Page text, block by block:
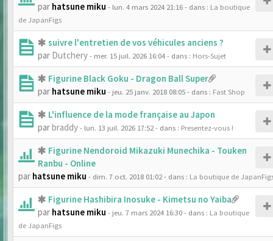
par hatsune miku - lun. 4 mars 2024 21:16- dans : La boutique
de JapanFigs
suivre l'entretien de vos véhicules anciens ?
par Dutchery- mer. 15 juil. 2026 16:04- dans : Hors-Sujet
Figurine Black Goku - Dragon Ball Super
par hatsune miku - jeu. 25 janv. 2018 08:05- dans : Fast Shop
L'influence de la mode française au Japon
parbraddy- lun. 13 juil. 2026 17:52- dans : Presentez-vous !
Figurine Nendoroid Mikazuki Munechika - Touken
Ranbu - Online
par hatsune miku - dim. 7 oct. 2018 01:02- dans : La boutique de
Figurine Hashibira Inosuke - Kimetsu no Yaiba
par hatsune miku - jeu. 7 mars 2024 16:30- dans : La boutique
de JapanFigs